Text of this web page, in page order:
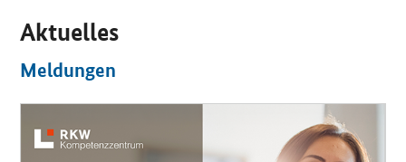
Aktuelles
Meldungen